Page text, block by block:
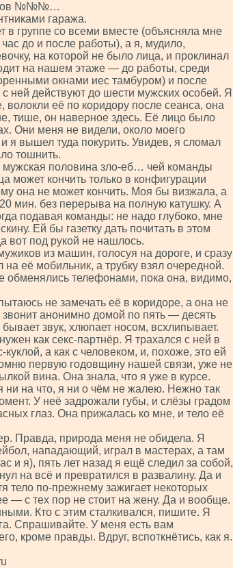
№№№…
гаража.
в группе со всеми вместе (объясняла мне
до и после работы), а я, мудило,
на которой не было лица, и проклинал
на нашем этаже — до работы, среди
окнами иес тамбуром) и после
ней действуют до шести мужских особей. Я
её по коридору после сеанса, она
тише, он наверное здесь. Её лицо было
Они меня не видели, около моего
я вышел туда покурить. Увидев, я сломал
тошнить.
половина зло-еб… чей команды
может кончить только в конфигурации
она не может кончить. Моя бы визжала, а
мин. без перерыва на полную катушку. А
подавая команды: не надо глубоко, мне
Ей бы газетку дать почитать в этом
вот под рукой не нашлось.
из машин, голосуя на дороге, и сразу
на её мобильник, а трубку взял очередной.
обменялись телефонами, пока она, видимо,
не замечать её в коридоре, а она не
анонимно домой по пять — десять
звук, хлюпает носом, всхлипывает.
как секс-партнёр. Я трахался с ней в
куклой, а как с человеком, и, похоже, это ей
первую годовщину нашей связи, уже не
вина. Она знала, что я уже в курсе.
ни на что, я ни о чём не жалею. Нежно так
У неё задрожали губы, и слёзы градом
глаз. Она прижалась ко мне, и тело её
Правда, природа меня не обидела. Я
нападающий, играл в мастерах, а там
и я), пять лет назад я ещё следил за собой,
на всё и превратился в развалину. Да и
тело по-прежнему зажигает некоторых
— с тех пор не стоит на жену. Да и вообще.
Кто с этим сталкивался, пишите. Я
Спрашивайте. У меня есть вам
кроме правды. Вдруг, вспоткнётись, как я.